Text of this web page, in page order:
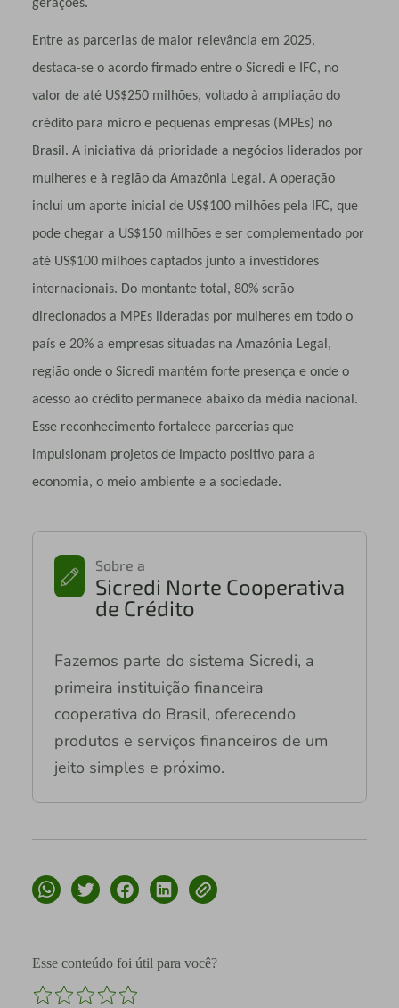
gerações.
Entre as parcerias de maior relevância em 2025,
destaca-se o acordo firmado entre o Sicredi e IFC, no
valor de até US$250 milhões, voltado à ampliação do
crédito para micro e pequenas empresas (MPEs) no
Brasil. A iniciativa dá prioridade a negócios liderados por
mulheres e à região da Amazônia Legal. A operação
inclui um aporte inicial de US$100 milhões pela IFC, que
pode chegar a US$150 milhões e ser complementado por
até US$100 milhões captados junto a investidores
internacionais. Do montante total, 80% serão
direcionados a MPEs lideradas por mulheres em todo o
país e 20% a empresas situadas na Amazônia Legal,
região onde o Sicredi mantém forte presença e onde o
acesso ao crédito permanece abaixo da média nacional.
Esse reconhecimento fortalece parcerias que
impulsionam projetos de impacto positivo para a
economia, o meio ambiente e a sociedade.
Sobre a
Sicredi Norte Cooperativa
de Crédito
Fazemos parte do sistema Sicredi, a
primeira instituição financeira
cooperativa do Brasil, oferecendo
produtos e serviços financeiros de um
jeito simples e próximo.
Esse conteúdo foi útil para você?